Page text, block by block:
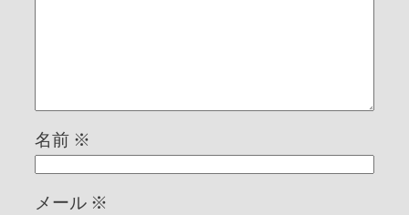
名前 ※
メール ※